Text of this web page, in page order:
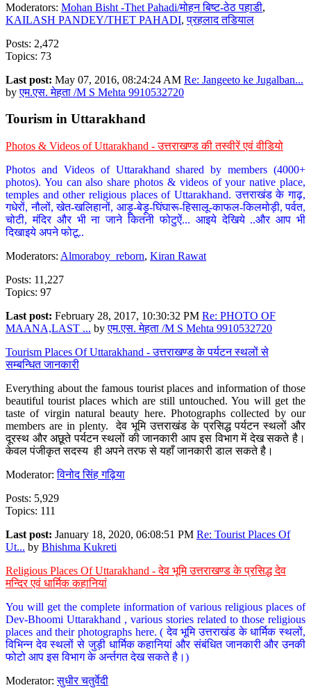
Moderators: Mohan Bisht -Thet Pahadi/मोहन बिष्ट-ठेठ पहाडी,
KAILASH PANDEY/THET PAHADI,प्रहलाद तडियाल
Posts: 2,472
Topics: 73
Last post: May 07, 2016, 08:24:24 AM Re: Jangeeto ke Jugalban...
byएम.एस. मेहता /M S Mehta 9910532720
Tourism in Uttarakhand
Photos & Videos of Uttarakhand - उत्तराखण्ड की तस्वीरें एवं वीडियो
Photos and Videos of Uttarakhand shared by members (4000+
photos). You can also share photos & videos of your native place,
temples and other religious places of Uttarakhand. उत्तराखंड के गाढ़,
गधेरों, नौलों, खेत-खलिहानों, आड़ू-बेड़ू-घिंघारू-हिसालू-काफल-किलमोड़ी, पर्वत,
चोटी, मंदिर और भी ना जाने कितनी फोटुऐं... आइये देखिये ..और आप भी
दिखाइये अपने फोटू..
Moderators: Almoraboy_reborn, Kiran Rawat
Posts: 11,227
Topics: 97
Last post: February 28, 2017, 10:30:32 PM Re: PHOTO OF
MAANA,LAST ... byएम.एस. मेहता /M S Mehta 9910532720
Tourism Places Of Uttarakhand - उत्तराखण्ड के पर्यटन स्थलों से
सम्बन्धित जानकारी
Everything about the famous tourist places and information of those
beautiful tourist places which are still untouched. You will get the
taste of virgin natural beauty here. Photographs collected by our
members are in plenty. देव भूमि उत्तराखंड के प्रसिद्ध पर्यटन स्थलों और
दूरस्थ और अछूते पर्यटन स्थलों की जानकारी आप इस विभाग में देख सकते है।
केवल पंजीकृत सदस्य ही अपने तरफ से यहाँ जानकारी डाल सकते है।
Moderator:विनोद सिंह गढ़िया
Posts: 5,929
Topics: 111
Last post: January 18, 2020, 06:08:51 PM Re: Tourist Places Of
Ut... by Bhishma Kukreti
Religious Places Of Uttarakhand - देव भूमि उत्तराखण्ड के प्रसिद्ध देव
मन्दिर एवं धार्मिक कहानियां
You will get the complete information of various religious places of
Dev-Bhoomi Uttarakhand , various stories related to those religious
places and their photographs here. ( देव भूमि उत्तराखंड के धार्मिक स्थलों,
विभिन्न देव स्थलों से जुड़ी धार्मिक कहानियां और संबंधित जानकारी और उनकी
फोटो आप इस विभाग के अर्न्तगत देख सकते है।)
Moderator:सुधीर चतुर्वेदी